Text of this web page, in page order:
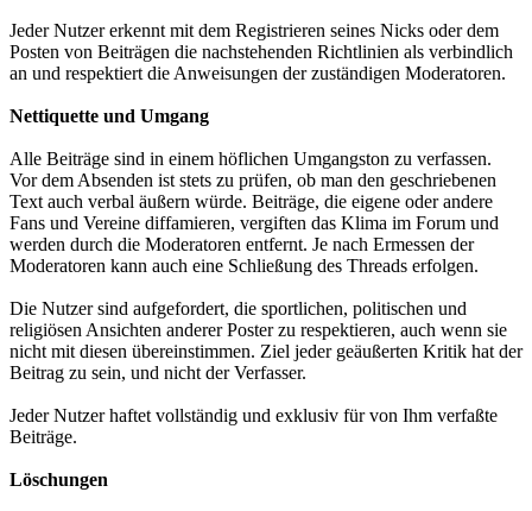
Jeder Nutzer erkennt mit dem Registrieren seines Nicks oder dem
Posten von Beiträgen die nachstehenden Richtlinien als verbindlich
an und respektiert die Anweisungen der zuständigen Moderatoren.
Nettiquette und Umgang
Alle Beiträge sind in einem höflichen Umgangston zu verfassen.
Vor dem Absenden ist stets zu prüfen, ob man den geschriebenen
Text auch verbal äußern würde. Beiträge, die eigene oder andere
Fans und Vereine diffamieren, vergiften das Klima im Forum und
werden durch die Moderatoren entfernt. Je nach Ermessen der
Moderatoren kann auch eine Schließung des Threads erfolgen.
Die Nutzer sind aufgefordert, die sportlichen, politischen und
religiösen Ansichten anderer Poster zu respektieren, auch wenn sie
nicht mit diesen übereinstimmen. Ziel jeder geäußerten Kritik hat der
Beitrag zu sein, und nicht der Verfasser.
Jeder Nutzer haftet vollständig und exklusiv für von Ihm verfaßte
Beiträge.
Löschungen